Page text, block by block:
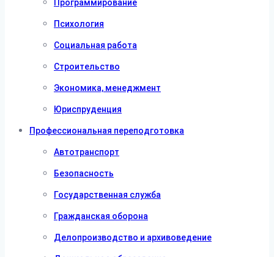
Программирование
Психология
Социальная работа
Строительство
Экономика, менеджмент
Юриспруденция
Профессиональная переподготовка
Автотранспорт
Безопасность
Государственная служба
Гражданская оборона
Делопроизводство и архивоведение